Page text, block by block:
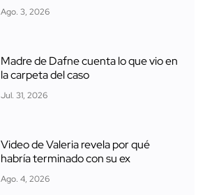
Ago. 3, 2026
Madre de Dafne cuenta lo que vio en
la carpeta del caso
Jul. 31, 2026
Video de Valeria revela por qué
habría terminado con su ex
Ago. 4, 2026